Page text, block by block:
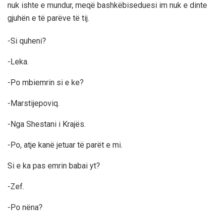
nuk ishte e mundur, meqë bashkëbiseduesi im nuk e dinte
gjuhën e të parëve të tij.
-Si quheni?
-Leka.
-Po mbiemrin si e ke?
-Marstijepoviq.
-Nga Shestani i Krajës.
-Po, atje kanë jetuar të parët e mi.
Si e ka pas emrin babai yt?
-Zef.
-Po nëna?